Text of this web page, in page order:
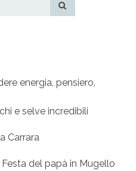
energia, pensiero,
e selve incredibili
Carrara
del papà in Mugello